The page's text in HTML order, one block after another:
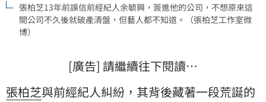
張柏芝13年前誤信前經紀人余毓興，簽進他的公司，不想原來這
間公司不久後就破產清盤，但藝人都不知道。（張柏芝工作室微
博）
[廣告] 請繼續往下閱讀…
張柏芝與前經紀人糾紛，其背後藏著一段荒誕的